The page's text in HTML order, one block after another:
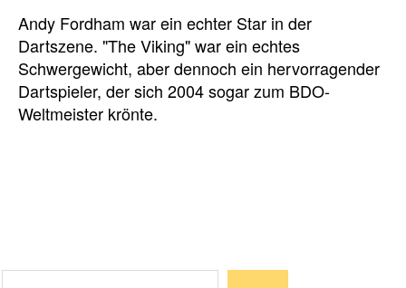
Andy Fordham war ein echter Star in der
Dartszene. "The Viking" war ein echtes
Schwergewicht, aber dennoch ein hervorragender
Dartspieler, der sich 2004 sogar zum BDO-
Weltmeister krönte.